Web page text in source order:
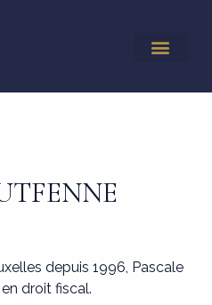
depuis 1996, Pascale
droit fiscal.